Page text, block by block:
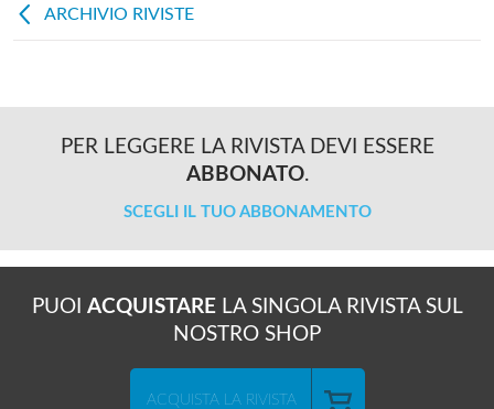
ARCHIVIO RIVISTE
PER LEGGERE LA RIVISTA DEVI ESSERE
ABBONATO.
SCEGLI IL TUO ABBONAMENTO
PUOI ACQUISTARELA SINGOLA RIVISTA SUL
NOSTRO SHOP
ACQUISTA LA RIVISTA